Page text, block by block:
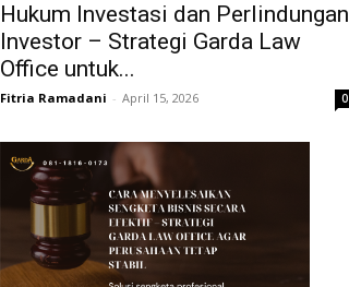
Hukum Investasi dan Perlindungan
Investor – Strategi Garda Law
Office untuk...
Fitria Ramadani - April 15, 2026 0